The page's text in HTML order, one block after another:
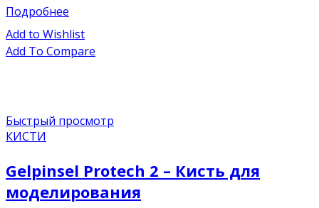
Подробнее
Add to Wishlist
Add To Compare
Быстрый просмотр
КИСТИ
Gelpinsel Protech 2 – Кисть для
моделирования